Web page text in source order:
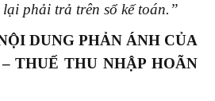
phải trả trên sổ kế toán.”
DUNG PHẢN ÁNH CỦA
– THUẾ THU NHẬP HOÃN